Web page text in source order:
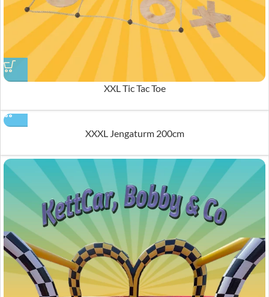
XXL Tic Tac Toe
XXXL Jengaturm 200cm